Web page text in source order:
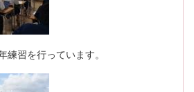
習を行っています。